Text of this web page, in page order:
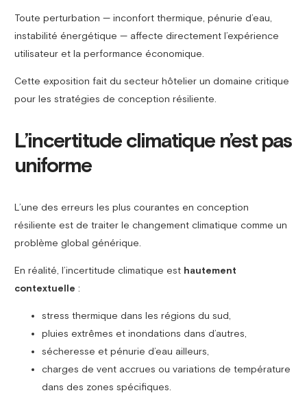
Toute perturbation — inconfort thermique, pénurie d’eau,
instabilité énergétique — affecte directement l’expérience
utilisateur et la performance économique.
Cette exposition fait du secteur hôtelier un domaine critique
pour les stratégies de conception résiliente.
L’incertitude climatique n’est pas
uniforme
L’une des erreurs les plus courantes en conception
résiliente est de traiter le changement climatique comme un
problème global générique.
En réalité, l’incertitude climatique est hautement
contextuelle :
stress thermique dans les régions du sud,
pluies extrêmes et inondations dans d’autres,
sécheresse et pénurie d’eau ailleurs,
charges de vent accrues ou variations de température
dans des zones spécifiques.